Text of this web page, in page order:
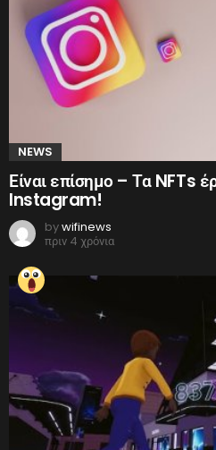
NEWS
Είναι επίσημο – Τα NFTs
Instagram!
bywifinews
πριν 4 χρόνια